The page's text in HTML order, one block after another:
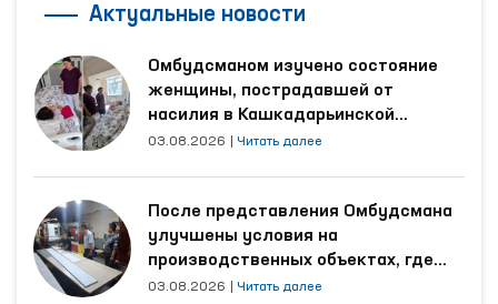
Актуальные новости
Омбудсманом изучено состояние
женщины, пострадавшей от
насилия в Кашкадарьинской
области
03.08.2026 Читать далее
После представления Омбудсмана
улучшены условия на
производственных объектах, где
трудятся осуждённые
03.08.2026 Читать далее